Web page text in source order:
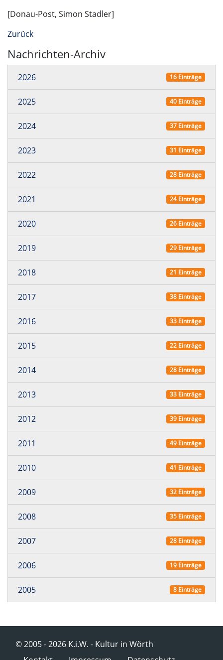
[Donau-Post, Simon Stadler]
Zurück
Nachrichten-Archiv
2026 16 Einträge
2025 40 Einträge
2024 37 Einträge
2023 31 Einträge
2022 28 Einträge
2021 24 Einträge
2020 26 Einträge
2019 29 Einträge
2018 21 Einträge
2017 38 Einträge
2016 33 Einträge
2015 22 Einträge
2014 28 Einträge
2013 33 Einträge
2012 39 Einträge
2011 49 Einträge
2010 41 Einträge
2009 32 Einträge
2008 35 Einträge
2007 28 Einträge
2006 19 Einträge
2005 8 Einträge
© 2005 - 2026 K.i.W. - Kultur in Wörth
Navigation überspringen